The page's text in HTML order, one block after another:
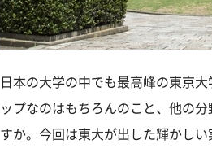
日本の大学の中でも最高峰の東京
ップなのはもちろんのこと、他の
すか。今回は東大が出した輝かし